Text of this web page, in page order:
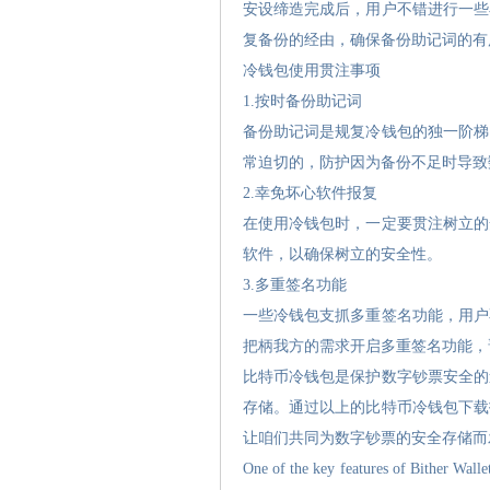
安设缔造完成后，用户不错进行一
复备份的经由，确保备份助记词的
冷钱包使用贯注事项
1.按时备份助记词
备份助记词是规复冷钱包的独一阶
常迫切的，防护因为备份不足时导
2.幸免坏心软件报复
在使用冷钱包时，一定要贯注树立
软件，以确保树立的安全性。
3.多重签名功能
一些冷钱包支抓多重签名功能，用
把柄我方的需求开启多重签名功能
比特币冷钱包是保护数字钞票安全
存储。通过以上的比特币冷钱包下
让咱们共同为数字钞票的安全存储
One of the key features of Bither